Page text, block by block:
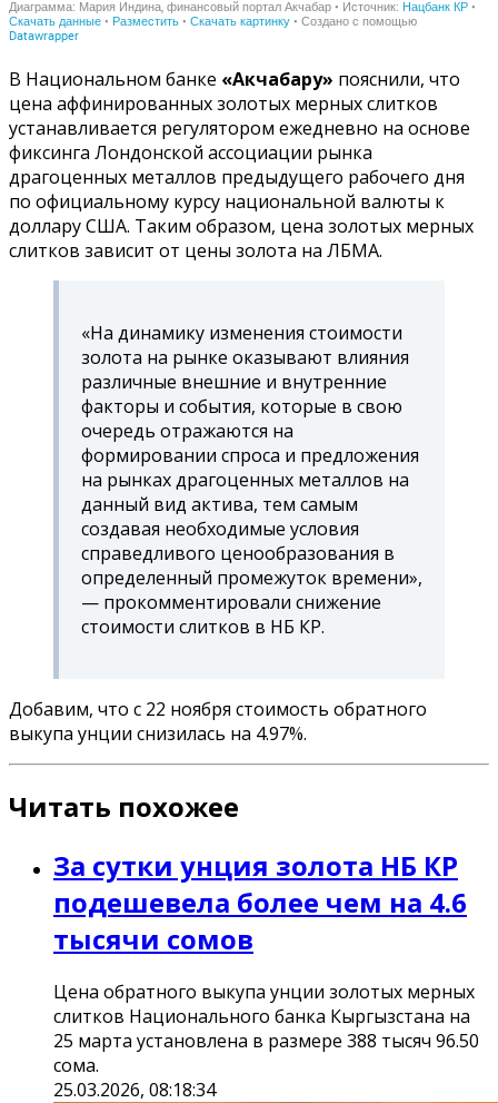
В Национальном банке «Акчабару» пояснили, что
цена аффинированных золотых мерных слитков
устанавливается регулятором ежедневно на основе
фиксинга Лондонской ассоциации рынка
драгоценных металлов предыдущего рабочего дня
по официальному курсу национальной валюты к
доллару США. Таким образом, цена золотых мерных
слитков зависит от цены золота на ЛБМА.
«На динамику изменения стоимости
золота на рынке оказывают влияния
различные внешние и внутренние
факторы и события, которые в свою
очередь отражаются на
формировании спроса и предложения
на рынках драгоценных металлов на
данный вид актива, тем самым
создавая необходимые условия
справедливого ценообразования в
определенный промежуток времени»,
— прокомментировали снижение
стоимости слитков в НБ КР.
Добавим, что с 22 ноября стоимость обратного
выкупа унции снизилась на 4.97%.
Читать похожее
За сутки унция золота НБ КР
подешевела более чем на 4.6
тысячи сомов
Цена обратного выкупа унции золотых мерных
слитков Национального банка Кыргызстана на
25 марта установлена в размере 388 тысяч 96.50
сома.
25.03.2026, 08:18:34